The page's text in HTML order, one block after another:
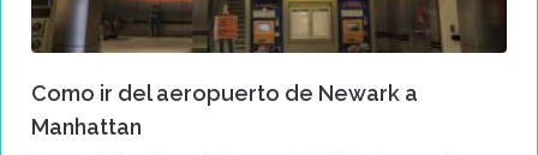
Como ir del aeropuerto de Newark a
Manhattan